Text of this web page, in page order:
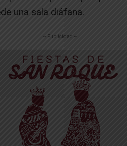
una sala diáfana.
-- Publicidad --